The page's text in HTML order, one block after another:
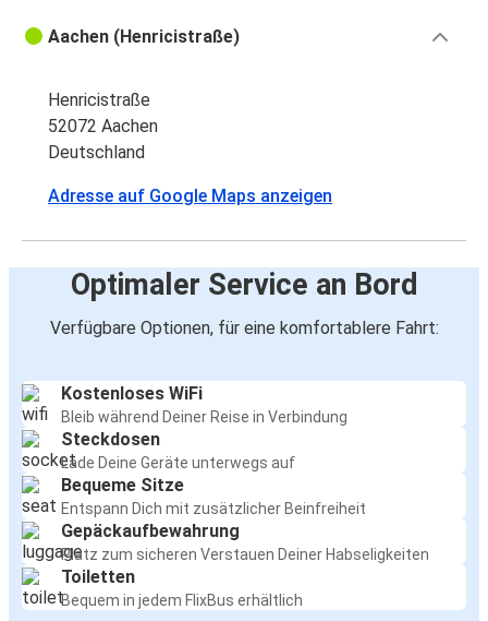
Maastricht
Lüttich
Aachen
Lüttich
Aachen
München
München
Aachen
Eindhoven
Aachen
Hamburg
Aachen
Rotterdam
Aachen (Henricistraße)
Henricistraße
52072 Aachen
Deutschland
Adresse auf Google Maps anzeigen
Optimaler Service an Bord
Verfügbare Optionen, für eine komfortablere Fahrt:
Kostenloses WiFi
Bleib während Deiner Reise in Verbindung
Steckdosen
Lade Deine Geräte unterwegs auf
Bequeme Sitze
Entspann Dich mit zusätzlicher Beinfreiheit
Gepäckaufbewahrung
Platz zum sicheren Verstauen Deiner Habseligkeiten
Toiletten
Bequem in jedem FlixBus erhältlich